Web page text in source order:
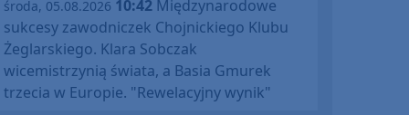
środa, 05.08.2026 10:42 Międzynarodowe
sukcesy zawodniczek Chojnickiego Klubu
Żeglarskiego. Klara Sobczak
wicemistrzynią świata, a Basia Gmurek
trzecia w Europie. "Rewelacyjny wynik"